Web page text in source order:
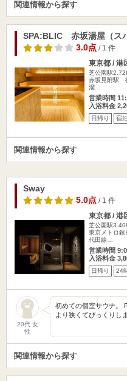
関連情報から探す
SPA:BLIC 赤坂湯屋（ス
3.0点/ 1 件
東京都 / 港
芝公園駅
赤坂見附駅
溜…
営業時間
入浴料金
日帰り 宿
関連情報から探す
Sway
5.0点/ 1 件
東京都 / 港
芝公園駅
東京メトロ
代田線…
営業時間
入浴料金
日帰り 24
20代 女
性
初めての個室サウナ。
より狭くてびっくりし
関連情報から探す